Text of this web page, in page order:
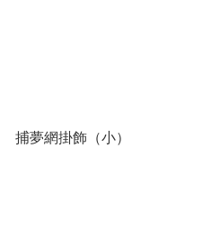
捕夢網掛飾（小）